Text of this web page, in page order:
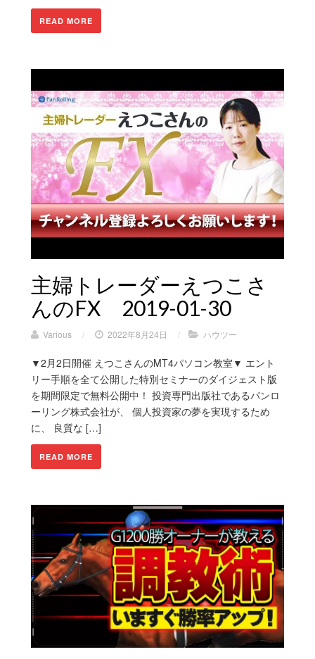
READ MORE
主婦トレーダーえつこさ
んのFX 2019-01-30
Various / 2022年8月24日 / ハウツー
▼2月2日開催 えつこさんのMT4パソコン教室▼ エント
リー手順を全て公開した特別セミナーのダイジェスト版
を期間限定で無料公開中！ 投資専門出版社であるパンロ
ーリング株式会社が、 個人投資家の夢を実現するため
に、 良質な […]
READ MORE